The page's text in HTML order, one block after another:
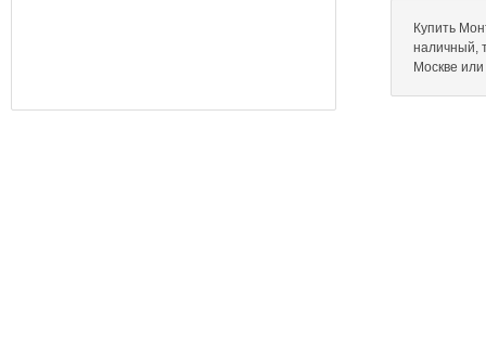
Купить
наличный,
Москве